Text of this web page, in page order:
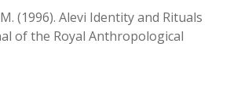
(1996). Alevi Identity and Rituals
of the Royal Anthropological